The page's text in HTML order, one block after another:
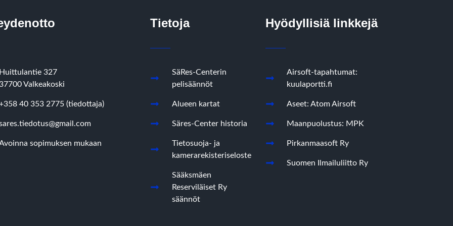
327
Valkeakoski
40 353 2775 (tiedottaja)
sopimuksen mukaan
Tietoja
SäRes-Centerin
pelisäännöt
Alueen kartat
Säres-Center historia
Tietosuoja- ja
kamerarekisteriseloste
Sääksmäen
Reserviläiset Ry
säännöt
Hyödyllisiä linkkejä
Airsoft-tapahtumat:
kuulaportti.fi
Aseet: Atom Airsoft
Maanpuolustus: MPK
Pirkanmaasoft Ry
Suomen Ilmailuliitto Ry